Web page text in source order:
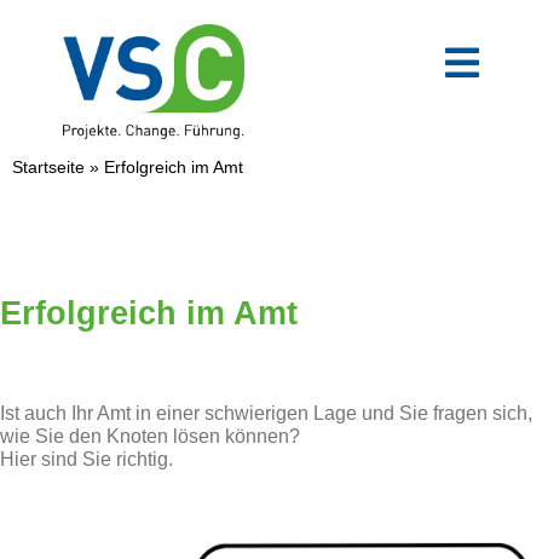
springen
VSC-Team
Verwaltung
Weiterbildungen
Startseite » Erfolgreich im Amt
Erfolgreich im Amt
Ist auch Ihr Amt in einer schwierigen Lage und Sie fragen sich,
wie Sie den Knoten lösen können?
Hier sind Sie richtig.